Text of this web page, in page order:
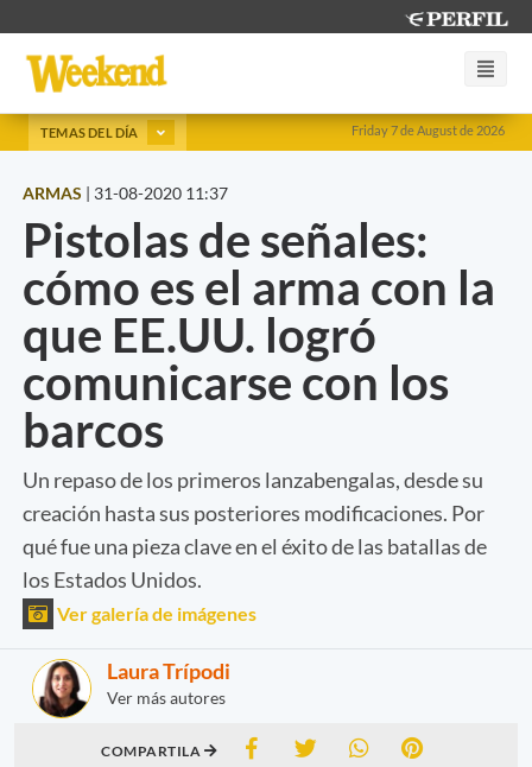
Friday 7 de August de 2026
TEMAS DEL DÍA
ARMAS | 31-08-2020 11:37
Pistolas de señales:
cómo es el arma con la
que EE.UU. logró
comunicarse con los
barcos
Un repaso de los primeros lanzabengalas, desde su
creación hasta sus posteriores modificaciones. Por
qué fue una pieza clave en el éxito de las batallas de
los Estados Unidos.
Ver galería de imágenes
Laura Trípodi
Ver más autores
COMPARTILA